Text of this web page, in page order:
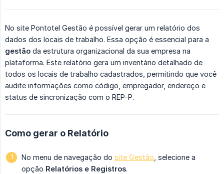
No site Pontotel Gestão é possível gerar um relatório dos
dados dos locais de trabalho. Essa opção é essencial para a
gestão da estrutura organizacional da sua empresa na
plataforma. Este relatório gera um inventário detalhado de
todos os locais de trabalho cadastrados, permitindo que você
audite informações como código, empregador, endereço e
status de sincronização com o REP-P.
Como gerar o Relatório
No menu de navegação do site Gestão , selecione a
opção Relatórios e Registros.